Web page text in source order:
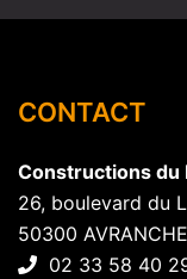
CONTACT
Constructions du
26, boulevard du
50300
02 33 58 40